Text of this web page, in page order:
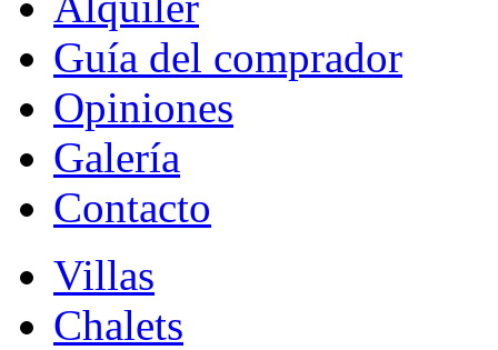
Guía del comprador
Opiniones
Galería
Contacto
Villas
Chalets